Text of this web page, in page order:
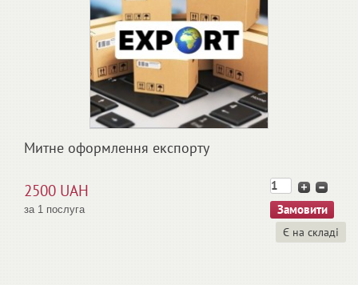
Митне оформлення експорту
2500 UAH
за 1 послуга
Є на складі